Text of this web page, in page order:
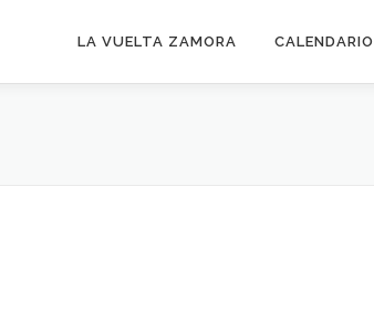
LA VUELTA ZAMORA CALENDARIO